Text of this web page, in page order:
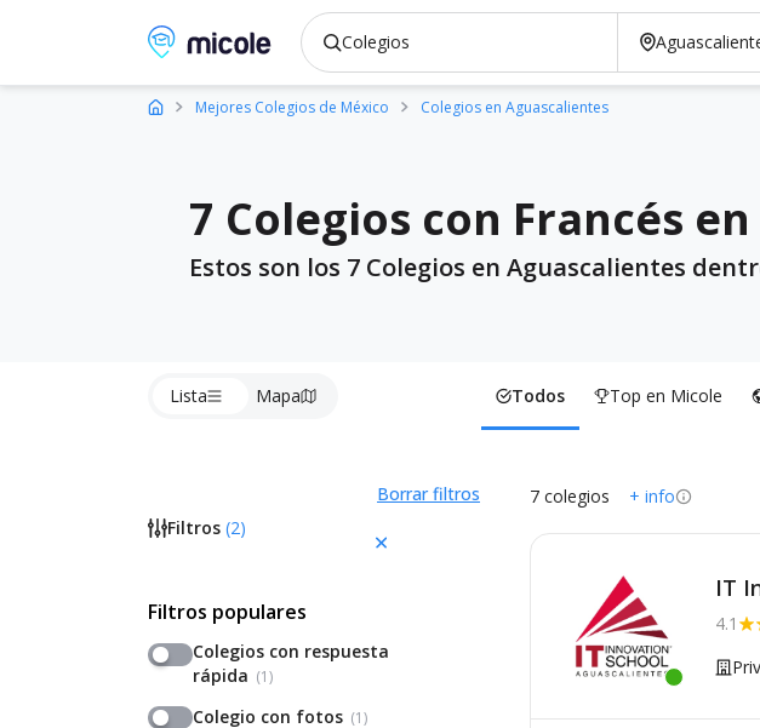
Micole, buscador de colegios
Mejores Colegios de México Colegios en Aguascalientes
7 Colegios con Francés
Estos son los 7 Colegios en Aguascalientes
Lista Mapa Todos Top en Micole
Filtros (2)
Borrar filtros
Filtros populares
Colegios con respuesta
rápida (1)
Colegio con fotos (1)
7 colegios + info
IT
4.1